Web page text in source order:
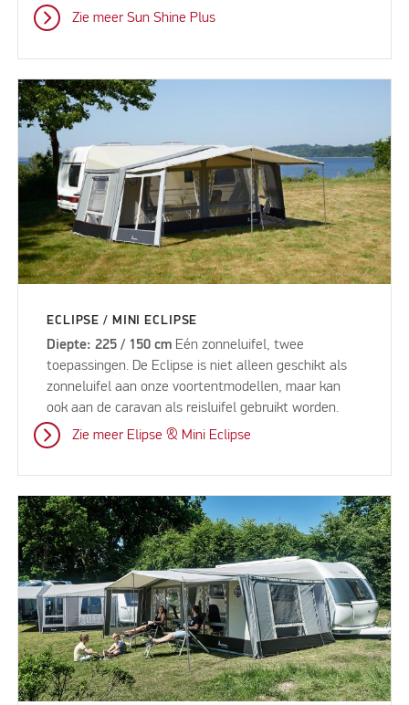
Zie meer Sun Shine Plus
ECLIPSE / MINI ECLIPSE
Diepte: 225 / 150 cm Eén zonneluifel, twee
toepassingen. De Eclipse is niet alleen geschikt als
zonneluifel aan onze voortentmodellen, maar kan
ook aan de caravan als reisluifel gebruikt worden.
Zie meer Elipse & Mini Eclipse